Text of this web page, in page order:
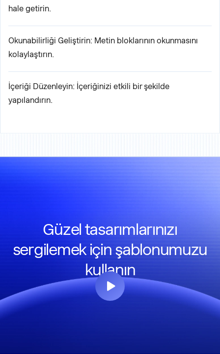
hale getirin.
Okunabilirliği Geliştirin: Metin bloklarının okunmasını
kolaylaştırın.
İçeriği Düzenleyin: İçeriğinizi etkili bir şekilde
yapılandırın.
Güzel tasarımlarınızı
sergilemek için şablonumuzu
kullanın